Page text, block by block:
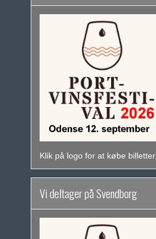
Klik på logo for at købe billetter.
Vi deltager på Svendborg